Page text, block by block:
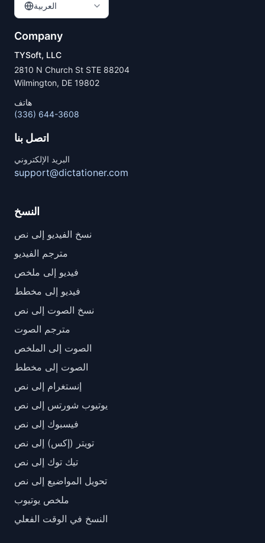
العربية
Company
TYSoft, LLC
2810 N Church St STE 88204
Wilmington, DE 19802
هاتف
(336) 644-3608
اتصل بنا
البريد الإلكتروني
support@dictationer.com
النسخ
نسخ الفيديو إلى نص
مترجم الفيديو
فيديو إلى ملخص
فيديو إلى مخطط
نسخ الصوت إلى نص
مترجم الصوت
الصوت إلى الملخص
الصوت إلى مخطط
إنستغرام إلى نص
يوتيوب شورتس إلى نص
فيسبوك إلى نص
تويتر (إكس) إلى نص
تيك توك إلى نص
تحويل المواضيع إلى نص
ملخص يوتيوب
النسخ في الوقت الفعلي